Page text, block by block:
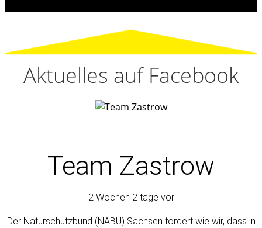
Aktuelles auf Facebook
Team Zastrow
2 Wochen 2 tage vor
Der Naturschutzbund (NABU) Sachsen fordert wie wir, dass in